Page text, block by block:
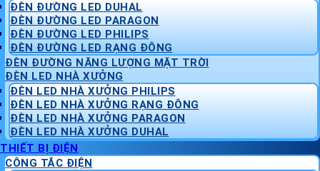
ĐÈN ĐƯỜNG LED DUHAL
ĐÈN ĐƯỜNG LED PARAGON
ĐÈN ĐƯỜNG LED PHILIPS
ĐÈN ĐƯỜNG LED RẠNG ĐÔNG
ĐÈN ĐƯỜNG NĂNG LƯỢNG MẶT TRỜI
ĐÈN LED NHÀ XƯỞNG
ĐÈN LED NHÀ XƯỞNG PHILIPS
ĐÈN LED NHÀ XƯỞNG RẠNG ĐÔNG
ĐÈN LED NHÀ XƯỞNG PARAGON
ĐÈN LED NHÀ XƯỞNG DUHAL
THIẾT BỊ ĐIỆN
CÔNG TẮC ĐIỆN